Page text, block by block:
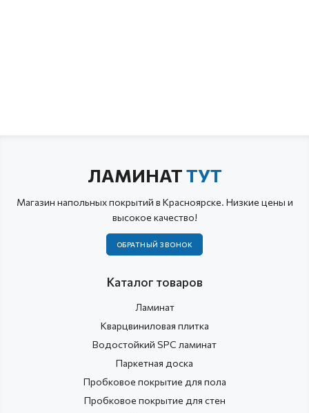
ЛАМИНАТТУТ
Магазин напольных покрытий в Красноярске. Низкие цены и
высокое качество!
ОБРАТНЫЙ ЗВОНОК
Каталог товаров
Ламинат
Кварцвиниловая плитка
Водостойкий SPC ламинат
Паркетная доска
Пробковое покрытие для пола
Пробковое покрытие для стен